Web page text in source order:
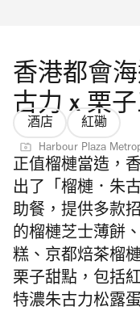
香港都會
古力 x 栗
酒店 紅磡
Harbour Plaza
正值榴槤當造，
出了「榴槤．朱
助餐，提供多款
的榴槤芝士薄餅
糕、京都焙茶榴
栗子甜點，包括
特濃朱古力松露